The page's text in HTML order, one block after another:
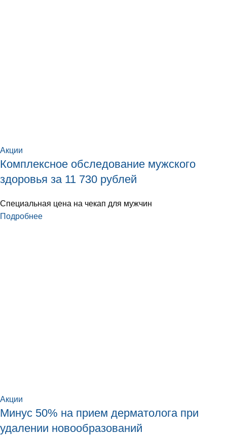
Акции
Комплексное обследование мужского
здоровья за 11 730 рублей
Специальная цена на чекап для мужчин
Подробнее
Акции
Минус 50% на прием дерматолога при
удалении новообразований